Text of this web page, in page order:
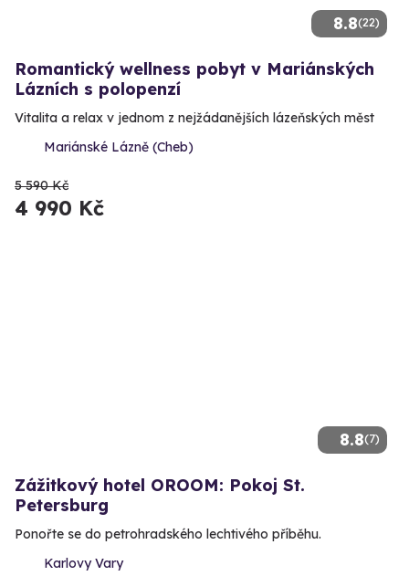
8.8(22)
Romantický wellness pobyt v Mariánských
Lázních s polopenzí
Vitalita a relax v jednom z nejžádanějších lázeňských měst
Mariánské Lázně (Cheb)
5 590 Kč
4 990 Kč
8.8(7)
Zážitkový hotel OROOM: Pokoj St.
Petersburg
Ponořte se do petrohradského lechtivého příběhu.
Karlovy Vary